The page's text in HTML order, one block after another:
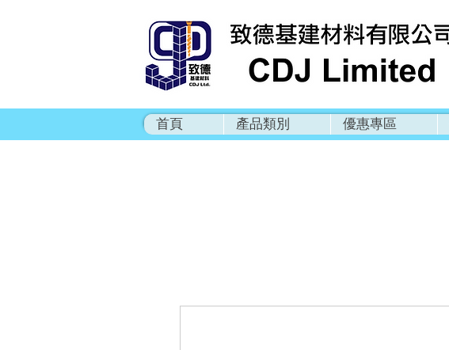
首頁 產品類別 優惠專區